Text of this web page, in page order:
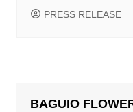
PRESS RELEASE
BAGUIO